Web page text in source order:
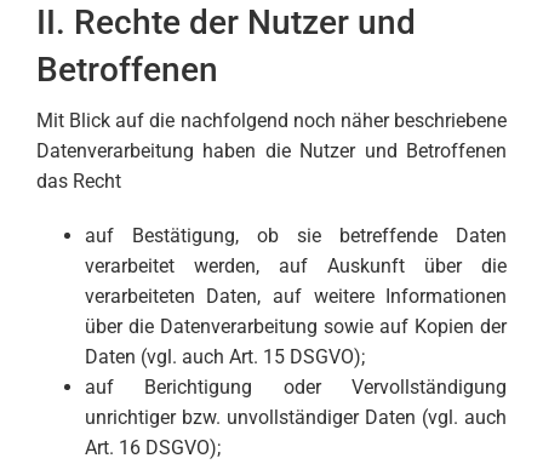
II. Rechte der Nutzer und
Betroffenen
Mit Blick auf die nachfolgend noch näher beschriebene
Datenverarbeitung haben die Nutzer und Betroffenen
das Recht
auf Bestätigung, ob sie betreffende Daten
verarbeitet werden, auf Auskunft über die
verarbeiteten Daten, auf weitere Informationen
über die Datenverarbeitung sowie auf Kopien der
Daten (vgl. auch Art. 15 DSGVO);
auf Berichtigung oder Vervollständigung
unrichtiger bzw. unvollständiger Daten (vgl. auch
Art. 16 DSGVO);